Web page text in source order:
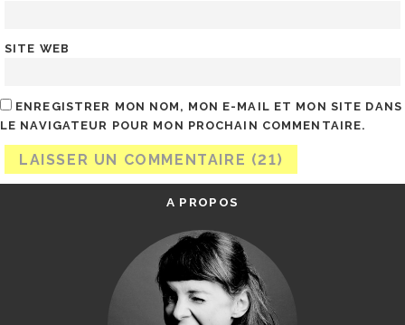
SITE WEB
ENREGISTRER MON NOM, MON E-MAIL ET MON SITE DANS
LE NAVIGATEUR POUR MON PROCHAIN COMMENTAIRE.
A PROPOS